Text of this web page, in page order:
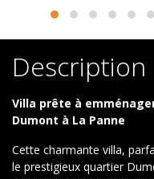
Description
Villa prête à
Dumont à La Panne
Cette charmante villa,
le prestigieux quartier